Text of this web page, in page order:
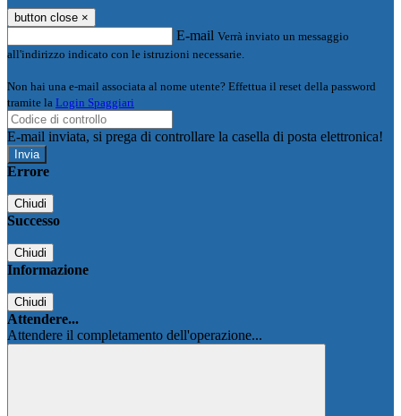
button close ×
E-mail Verrà inviato un messaggio
all'indirizzo indicato con le istruzioni necessarie.
Non hai una e-mail associata al nome utente? Effettua il reset della password
tramite la Login Spaggiari
E-mail inviata, si prega di controllare la casella di posta elettronica!
Errore
Chiudi
Successo
Chiudi
Informazione
Chiudi
Attendere...
Attendere il completamento dell'operazione...